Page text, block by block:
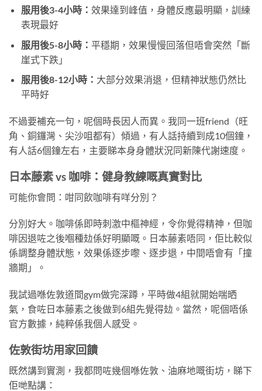
服用後3-4小時： 效果達到峰值，身體反應最明顯，訓練
表現最好
服用後5-8小時： 平穩期，效果慢慢回落但唔會突然「斷
崖式下跌」
服用後8-12小時： 大部分效果消退，但精神狀態仍然比
平時好
不過要補充一句，呢個時長因人而異。我同一班friend（旺
角、銅鑼灣、尖沙咀都有）傾過，有人話持續到成10個鐘，
有人話6個鐘左右，主要睇本身身體狀況同新陳代謝速度。
日本藤素 vs 咖啡：健身教練嘅真實對比
可能你會問：咁同飲咖啡有咩分別？
分別好大。咖啡係即時刺激中樞神經，令你覺得精神，但咖
啡因退咗之後嗰種攰係好明顯嘅。日本藤素唔同，佢比較似
係調整身體狀態，效果係逐步嚟、逐步退，中間唔會有「撞
牆期」。
我試過喺佐敦道間gym做完深蹲，平時做4組就開始喘晒
氣，食咗日本藤素之後做到6組先覺得攰。當然，呢個唔係
官方數據，純粹係我個人感受。
佐敦街坊用家回饋
既然講到實測，我都問咗幾個喺佐敦、油麻地嘅街坊，睇下
佢哋點講：